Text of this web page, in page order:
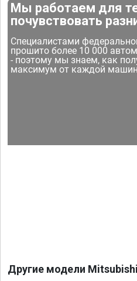
Мы работаем для
почувствовать
Специалистами
прошито более 10 000
- поэтому мы знаем, как
максимум от каждой
Другие модели Mitsubishi